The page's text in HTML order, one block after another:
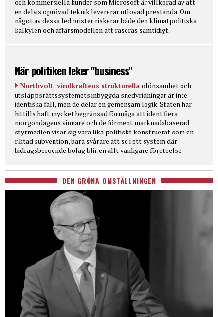
och kommersiella kunder som Microsoft är villkorad av att
en delvis oprövad teknik levererar utlovad prestanda. Om
något av dessa led brister riskerar både den klimatpolitiska
kalkylen och affärsmodellen att raseras samtidigt.
När politiken leker "business"
Northvolt, vindkraftens strukturella olönsamhet och
utsläppsrättssystemets inbyggda snedvridningar är inte
identiska fall, men de delar en gemensam logik. Staten har
hittills haft mycket begränsad förmåga att identifiera
morgondagens vinnare och de förment marknadsbaserad
styrmedlen visar sig vara lika politiskt konstruerat som en
riktad subvention, bara svårare att se i ett system där
bidragsberoende bolag blir en allt vanligare företeelse.
DEN GRÖNA OMSTÄLLNINGEN